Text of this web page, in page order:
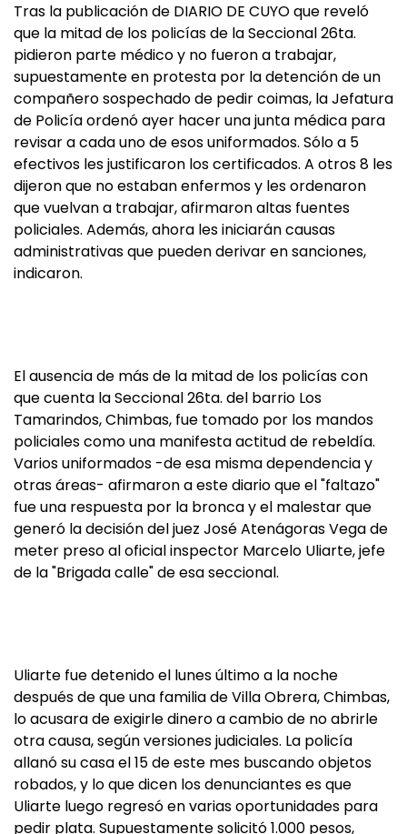
Tras la publicación de DIARIO DE CUYO que reveló
que la mitad de los policías de la Seccional 26ta.
pidieron parte médico y no fueron a trabajar,
supuestamente en protesta por la detención de un
compañero sospechado de pedir coimas, la Jefatura
de Policía ordenó ayer hacer una junta médica para
revisar a cada uno de esos uniformados. Sólo a 5
efectivos les justificaron los certificados. A otros 8 les
dijeron que no estaban enfermos y les ordenaron
que vuelvan a trabajar, afirmaron altas fuentes
policiales. Además, ahora les iniciarán causas
administrativas que pueden derivar en sanciones,
indicaron.
El ausencia de más de la mitad de los policías con
que cuenta la Seccional 26ta. del barrio Los
Tamarindos, Chimbas, fue tomado por los mandos
policiales como una manifesta actitud de rebeldía.
Varios uniformados -de esa misma dependencia y
otras áreas- afirmaron a este diario que el "faltazo"
fue una respuesta por la bronca y el malestar que
generó la decisión del juez José Atenágoras Vega de
meter preso al oficial inspector Marcelo Uliarte, jefe
de la "Brigada calle" de esa seccional.
Uliarte fue detenido el lunes último a la noche
después de que una familia de Villa Obrera, Chimbas,
lo acusara de exigirle dinero a cambio de no abrirle
otra causa, según versiones judiciales. La policía
allanó su casa el 15 de este mes buscando objetos
robados, y lo que dicen los denunciantes es que
Uliarte luego regresó en varias oportunidades para
pedir plata. Supuestamente solicitó 1.000 pesos,